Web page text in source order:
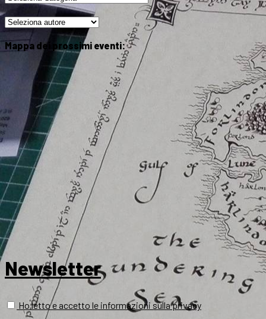
Mappa dei prossimi eventi:
Newsletter
Ho letto e accetto le informazioni sulla privacy